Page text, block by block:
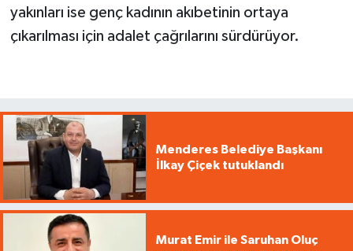
yakınları ise genç kadının akıbetinin ortaya
çıkarılması için adalet çağrılarını sürdürüyor.
Menderes Belediye Başkanı
İlkay Çiçek tutuklandı
Murat Emir ile Saruhan Oluç